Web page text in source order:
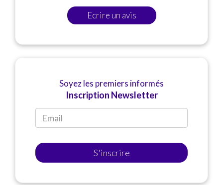
Ecrire un avis
Soyez les premiers informés
Inscription Newsletter
S'inscrire